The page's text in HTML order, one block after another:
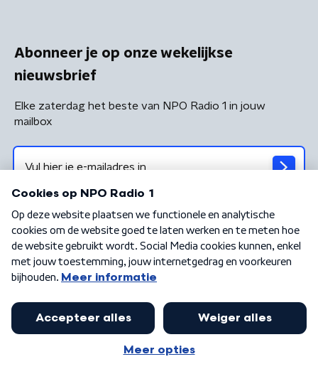
Abonneer je op onze wekelijkse
nieuwsbrief
Elke zaterdag het beste van NPO Radio 1 in jouw
mailbox
Algemene voorwaarden Privacybeleid